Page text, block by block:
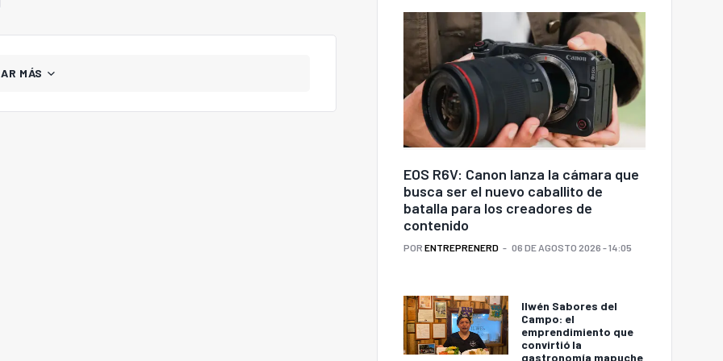
MÁS
EOS R6V: Canon lanza la cámara que
busca ser el nuevo caballito de
batalla para los creadores de
contenido
POR ENTREPRENERD 06 DE AGOSTO 2026 - 14:05
Ilwén Sabores del
Campo: el
emprendimiento que
convirtió la
gastronomía mapuche